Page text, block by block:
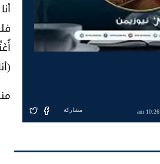
مشاركة